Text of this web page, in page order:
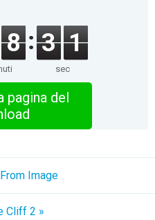
8 3 1
sec
pagina del
Image
Cliff 2 »